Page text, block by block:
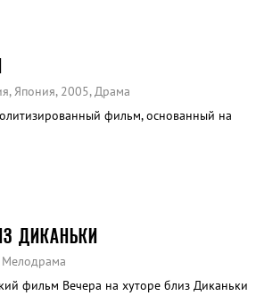
Япония, 2005, Драма
фильм, основанный на
ДИКАНЬКИ
Мелодрама
фильм Вечера на хуторе близ Диканьки